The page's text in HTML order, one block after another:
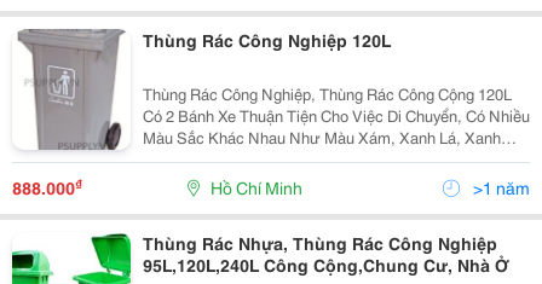
Thùng Rác Công Nghiệp 120L
Thùng Rác Công Nghiệp, Thùng Rác Công Cộng 120L
Có 2 Bánh Xe Thuận Tiện Cho Việc Di Chuyển, Có Nhiều
Màu Sắc Khác Nhau Như Màu Xám, Xanh Lá, Xanh
Nước Biển (Thân Thiện Với Môi Trường) ... - Phù Hợp
Để Thu Gom, Vận Chuyển Rác Thải Nguy Hại Công Ngh
888.000₫ Hồ Chí Minh >1 năm
Thùng Rác Nhựa, Thùng Rác Công Nghiệp
95L,120L,240L Công Cộng,Chung Cư, Nhà Ở